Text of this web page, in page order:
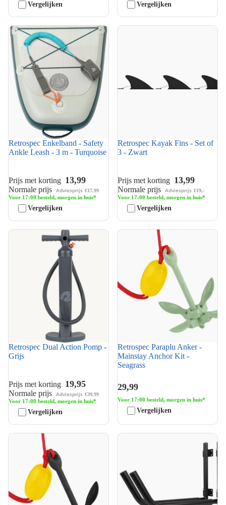
Vergelijken Vergelijken
Retrospec Enkelband - Safety
Ankle Leash - 3 m - Turquoise
Retrospec Enkelband - Safety
Ankle Leash - 3 m - Turquoise
Prijs met korting 13,99
Normale prijs Adviesprijs €17,99
Voor 17:00 besteld, morgen in huis*
Vergelijken
Retrospec Kayak Fins - Set of
Retrospec Kayak Fins - Set of
3 - Zwart
Prijs met korting 13,99
Normale prijs Adviesprijs €19,-
Voor 17:00 besteld, morgen in huis*
Vergelijken
Retrospec Dual Action Pomp -
Retrospec Dual Action Pomp -
Grijs
Prijs met korting 19,95
Normale prijs Adviesprijs €39,99
Voor 17:00 besteld, morgen in huis*
Vergelijken
Retrospec Paraplu Anker -
Mainstay Anchor Kit -
Retrospec Paraplu Anker -
Mainstay Anchor Kit -
Seagrass
29,99
Voor 17:00 besteld, morgen in huis*
Vergelijken
Retrospec Paraplu Anker -
Mainstay Anchor Kit - Zwart
VirtuFit Draaibare
Opbergbeugels voor Supboard